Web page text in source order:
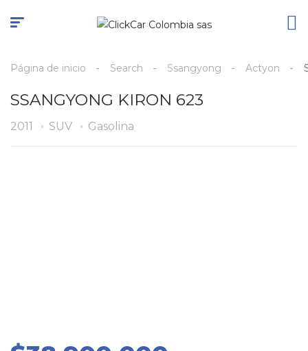
Página de inicio Search Ssangyong Actyon
SSANGYONG KIRON 623
2011 SUV Gasolina